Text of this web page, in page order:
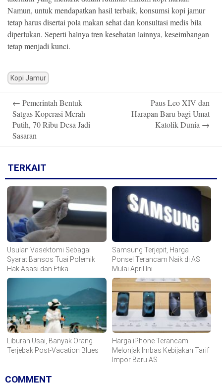
Namun, untuk mendapatkan hasil terbaik, konsumsi kopi jamur
tetap harus disertai pola makan sehat dan konsultasi medis bila
diperlukan. Seperti halnya tren kesehatan lainnya, keseimbangan
tetap menjadi kunci.
Kopi Jamur
navigation
← Pemerintah Bentuk
Satgas Koperasi Merah
Putih, 70 Ribu Desa Jadi
Sasaran
Paus Leo XIV dan
Harapan Baru bagi Umat
Katolik Dunia →
TERKAIT
Usulan Vasektomi Sebagai
Syarat Bansos Tuai Polemik
Hak Asasi dan Etika
Samsung Terjepit, Harga
Ponsel Terancam Naik di AS
Mulai April Ini
Liburan Usai, Banyak Orang
Terjebak Post-Vacation Blues
Harga iPhone Terancam
Melonjak Imbas Kebijakan Tarif
Impor Baru AS
COMMENT